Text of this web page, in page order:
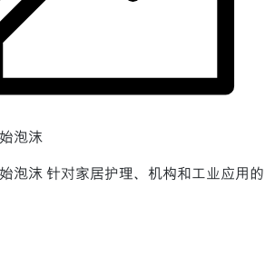
泡沫
泡沫 针对家居护理、机构和工业应用的